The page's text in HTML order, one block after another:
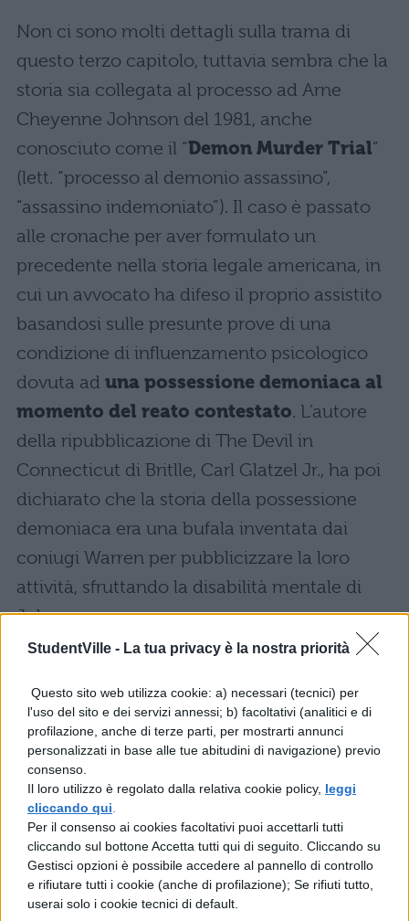
StudentVille - La tua privacy è la nostra priorità
Questo sito web utilizza cookie: a) necessari (tecnici) per
l'uso del sito e dei servizi annessi; b) facoltativi (analitici e di
profilazione, anche di terze parti, per mostrarti annunci
personalizzati in base alle tue abitudini di navigazione) previo
consenso.
Il loro utilizzo è regolato dalla relativa cookie policy, leggi
cliccando qui
Per il consenso ai cookies facoltativi puoi accettarli tutti
cliccando sul bottone Accetta tutti qui di seguito. Cliccando su
Gestisci opzioni è possibile accedere al pannello di controllo
e rifiutare tutti i cookie (anche di profilazione); Se rifiuti tutto,
userai solo i cookie tecnici di default.
Non ci sono molti dettagli sulla trama di
questo terzo capitolo, tuttavia sembra che la
storia sia collegata al processo ad Arne
Cheyenne Johnson del 1981, anche
conosciuto come il “Demon Murder Trial”
(lett. “processo al demonio assassino”,
“assassino indemoniato”). Il caso è passato
alle cronache per aver formulato un
precedente nella storia legale americana, in
cui un avvocato ha difeso il proprio assistito
basandosi sulle presunte prove di una
condizione di influenzamento psicologico
dovuta ad una possessione demoniaca al
momento del reato contestato. L’autore
della ripubblicazione di The Devil in
Connecticut di Britlle, Carl Glatzel Jr., ha poi
dichiarato che la storia della possessione
demoniaca era una bufala inventata dai
coniugi Warren per pubblicizzare la loro
attività, sfruttando la disabilità mentale di
Johnson.
The Conjuring 3: personaggi
Non è stato svelato ilcastdi questo film, ma
vi proponiamo gli attori del precedente:
Vera Farmiga: Lorraine Warren
Patrick Wilson: Ed Warren
Frances O’Connor: Peggy “Peg”
Hodgson